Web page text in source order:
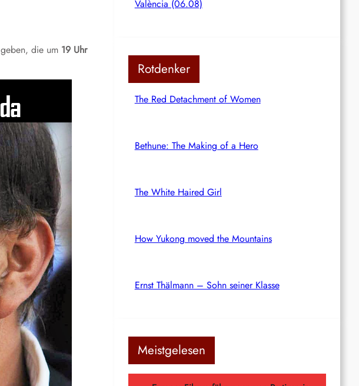
geben, die um 19 Uhr
València (06.08)
Rotdenker
The Red Detachment of Women
Bethune: The Making of a Hero
The White Haired Girl
How Yukong moved the Mountains
Ernst Thälmann – Sohn seiner Klasse
Meistgelesen